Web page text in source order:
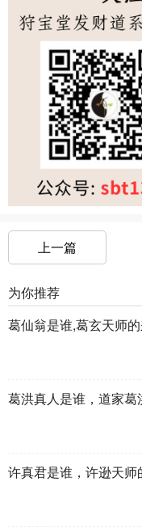
上一篇
为你推荐
葛仙翁是谁,葛玄天师
葛洪真人是谁，道家葛
许真君是谁，许逊天师